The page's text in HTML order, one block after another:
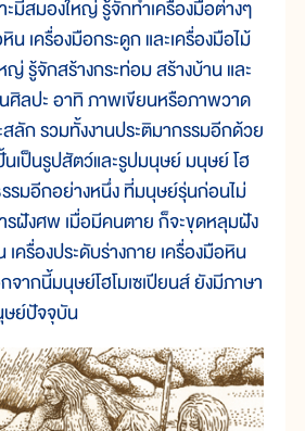
มีสมองใหญ่ รู้จักทำเครื่องมือต่างๆ
น เครื่องมือกระดูก และเครื่องมือไม้
รู้จักสร้างกระท่อม สร้างบ้าน และ
ศิลปะ อาทิ ภาพเขียนหรือภาพวาด
ลัก รวมทั้งงานประติมากรรมอีกด้วย
เป็นรูปสัตว์และรูปมนุษย์ มนุษย์ โฮ
รมอีกอย่างหนึ่ง ที่มนุษย์รุ่นก่อนไม่
รฝังศพ เมื่อมีคนตาย ก็จะขุดหลุมฝัง
เครื่องประดับร่างกาย เครื่องมือหิน
ากนี้มนุษย์โฮโมเซเปียนส์ ยังมีภาษา
ย์ปัจจุบัน